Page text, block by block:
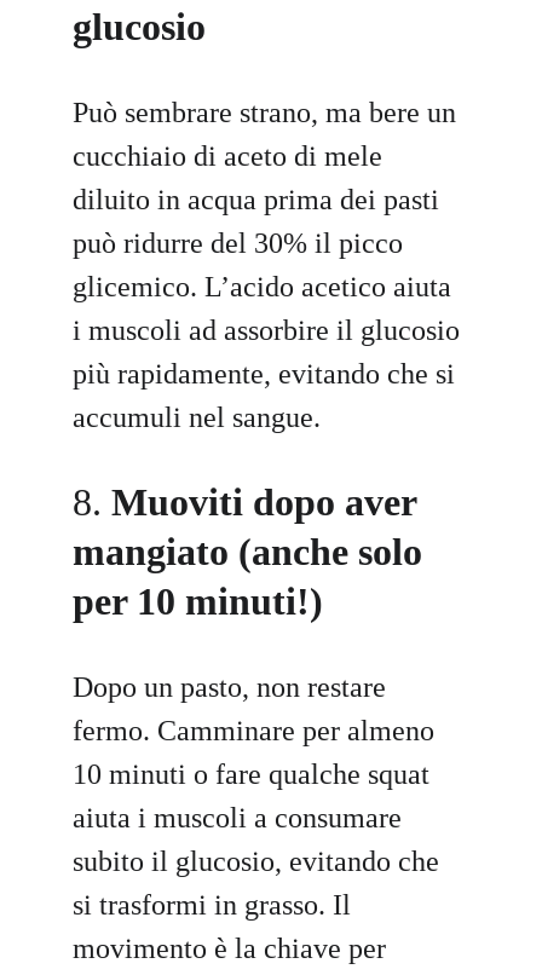
glucosio
Può sembrare strano, ma bere un
cucchiaio di aceto di mele
diluito in acqua prima dei pasti
può ridurre del 30% il picco
glicemico. L’acido acetico aiuta
i muscoli ad assorbire il glucosio
più rapidamente, evitando che si
accumuli nel sangue.
8. Muoviti dopo aver
mangiato (anche solo
per 10 minuti!)
Dopo un pasto, non restare
fermo. Camminare per almeno
10 minuti o fare qualche squat
aiuta i muscoli a consumare
subito il glucosio, evitando che
si trasformi in grasso. Il
movimento è la chiave per